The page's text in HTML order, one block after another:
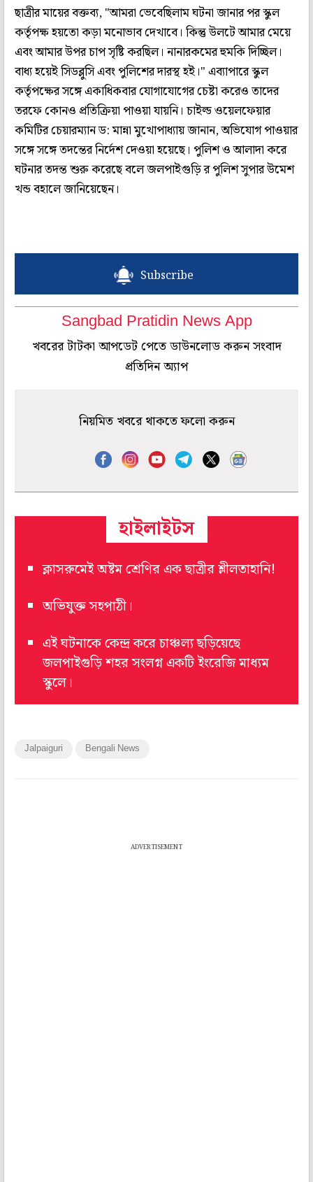
ছাত্রীর মায়ের বক্তব্য, "আমরা ভেবেছিলাম ঘটনা জানার পর স্কুল
কর্তৃপক্ষ হয়তো কড়া মনোভাব দেখাবে। কিন্তু উলটে আমার মেয়ে
এবং আমার উপর চাপ সৃষ্টি করছিল। নানারকমের হুমকি দিচ্ছিল।
বাধ্য হয়েই সিডব্লুসি এবং পুলিশের দারস্থ হই।" এব্যাপারে স্কুল
কর্তৃপক্ষের সঙ্গে একাধিকবার যোগাযোগের চেষ্টা করেও তাদের
তরফে কোনও প্রতিক্রিয়া পাওয়া যায়নি। চাইল্ড ওয়েলফেয়ার
কমিটির চেয়ারম্যান ড: মান্না মুখোপাধ্যায় জানান, অভিযোগ পাওয়ার
সঙ্গে সঙ্গে তদন্তের নির্দেশ দেওয়া হয়েছে। পুলিশ ও আলাদা করে
ঘটনার তদন্ত শুরু করেছে বলে জলপাইগুড়ি র পুলিশ সুপার উমেশ
খন্ড বহালে জানিয়েছেন।
Subscribe
Sangbad Pratidin News App
খবরের টাটকা আপডেট পেতে ডাউনলোড করুন সংবাদ
প্রতিদিন অ্যাপ
নিয়মিত খবরে থাকতে ফলো করুন
হাইলাইটস
ক্লাসরুমেই অষ্টম শ্রেণির এক ছাত্রীর শ্লীলতাহানি!
অভিযুক্ত সহপাঠী।
এই ঘটনাকে কেন্দ্র করে চাঞ্চল্য ছড়িয়েছে
জলপাইগুড়ি শহর সংলগ্ন একটি ইংরেজি মাধ্যম
স্কুলে।
Jalpaiguri Bengali News
ADVERTISEMENT